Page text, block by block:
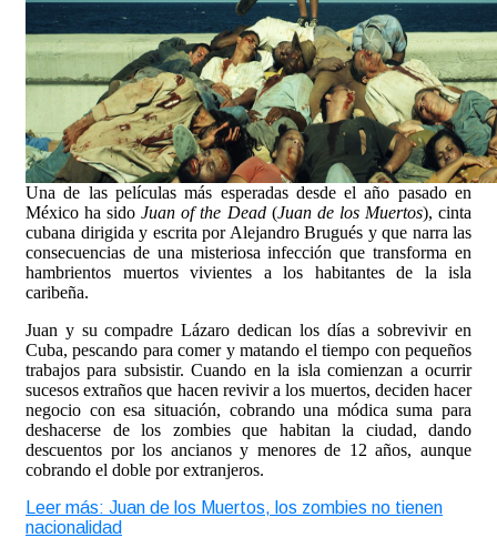
Una de las películas más esperadas desde el año pasado en
México ha sidoJuan of the Dead (Juan de los Muertos), cinta
cubana dirigida y escrita por Alejandro Brugués y que narra las
consecuencias de una misteriosa infección que transforma en
hambrientos muertos vivientes a los habitantes de la isla
caribeña.
Juan y su compadre Lázaro dedican los días a sobrevivir en
Cuba, pescando para comer y matando el tiempo con pequeños
trabajos para subsistir. Cuando en la isla comienzan a ocurrir
sucesos extraños que hacen revivir a los muertos, deciden hacer
negocio con esa situación, cobrando una módica suma para
deshacerse de los zombies que habitan la ciudad, dando
descuentos por los ancianos y menores de 12 años, aunque
cobrando el doble por extranjeros.
Leer más: Juan de los Muertos, los zombies no tienen
nacionalidad